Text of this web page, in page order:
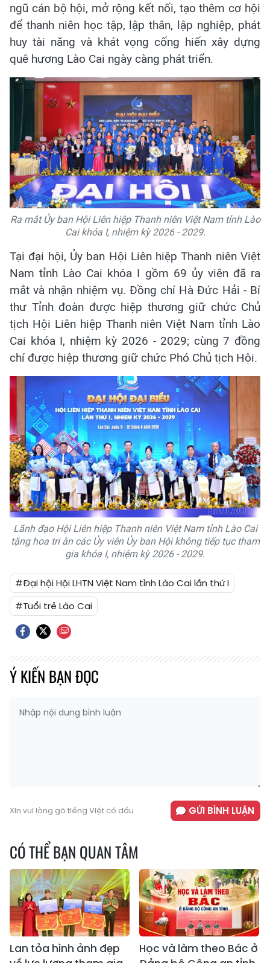
ngũ cán bộ hội, mở rộng kết nối, tạo thêm cơ hội
để thanh niên học tập, lập thân, lập nghiệp, phát
huy tài năng và khát vọng cống hiến xây dựng
quê hương Lào Cai ngày càng phát triển.
Ra mắt Ủy ban Hội Liên hiệp Thanh niên Việt Nam tỉnh Lào
Cai khóa I, nhiệm kỳ 2026 - 2029.
Tại đại hội, Ủy ban Hội Liên hiệp Thanh niên Việt
Nam tỉnh Lào Cai khóa I gồm 69 ủy viên đã ra
mắt và nhận nhiệm vụ. Đồng chí Hà Đức Hải - Bí
thư Tỉnh đoàn được hiệp thương giữ chức Chủ
tịch Hội Liên hiệp Thanh niên Việt Nam tỉnh Lào
Cai khóa I, nhiệm kỳ 2026 - 2029; cùng 7 đồng
chí được hiệp thương giữ chức Phó Chủ tịch Hội.
Lãnh đạo Hội Liên hiệp Thanh niên Việt Nam tỉnh Lào Cai
tặng hoa tri ân các Ủy viên Ủy ban Hội không tiếp tục tham
gia khóa I, nhiệm kỳ 2026 - 2029.
#Đại hội Hội LHTN Việt Nam tỉnh Lào Cai lần thứ I
#Tuổi trẻ Lào Cai
Ý KIẾN BẠN ĐỌC
Xin vui lòng gõ tiếng Việt có dấu GỬI BÌNH LUẬN
CÓ THỂ BẠN QUAN TÂM
Lan tỏa hình ảnh đẹp
Học và làm theo Bác ở